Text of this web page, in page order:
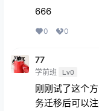
666
0 0
77
学前班 Lv0
刚刚试了这个
务迁移后可以